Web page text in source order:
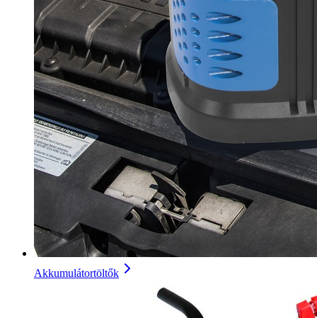
Akkumulátortöltők